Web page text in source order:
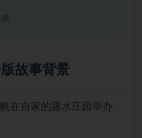
故事背景
在自家的露水庄园举办